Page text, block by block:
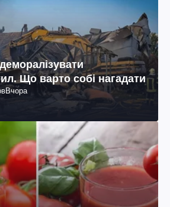
Що варто собі нагадати
Вчора